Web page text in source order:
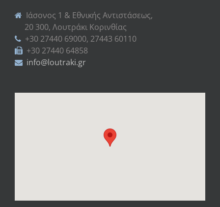
Ιάσονος 1 & Εθνικής Αντιστάσεως,
20 300, Λουτράκι Κορινθίας
+30 27440 69000, 27443 60110
+30 27440 64858
info@loutraki.gr